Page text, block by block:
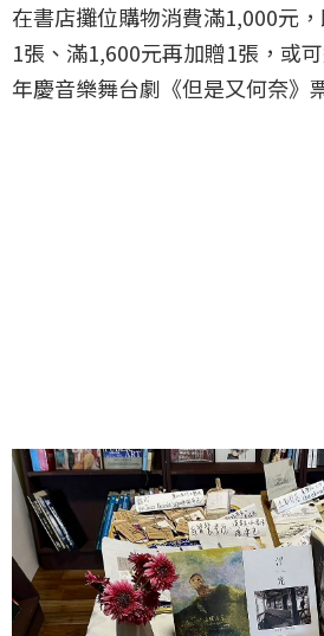
在書店攤位購物消費滿1,000元
1張、滿1,600元再加贈1張，或
年慶音樂舞台劇《但是又何奈》